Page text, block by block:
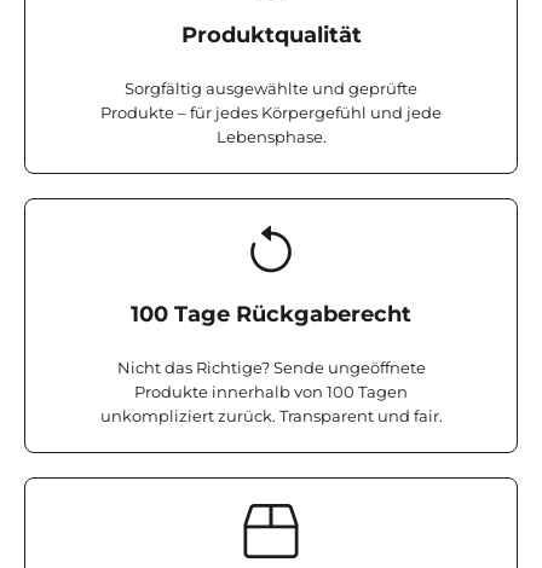
Produktqualität
Sorgfältig ausgewählte und geprüfte
Produkte – für jedes Körpergefühl und jede
Lebensphase.
100 Tage Rückgaberecht
Nicht das Richtige? Sende ungeöffnete
Produkte innerhalb von 100 Tagen
unkompliziert zurück. Transparent und fair.